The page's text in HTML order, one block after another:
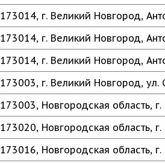
173014, г. Великий Новгород,
173014, г. Великий Новгород,
173014, г. Великий Новгород,
173003, г. Великий Новгород, ул.
173003, Новгородская область,
173020, Новгородская область,
173016, Новгородская область,